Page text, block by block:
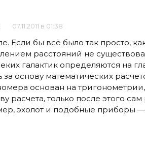
07.11.2011 в 01:38
Если бы всё было так просто,
расстояний не
галактик определяются на
за основу математических
основан на
расчета, только после этого
эхолот и подобные приборы